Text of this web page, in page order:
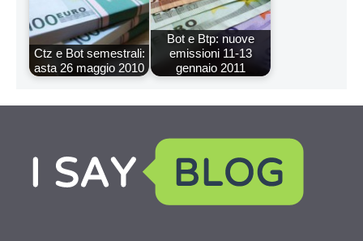
Ctz e Bot semestrali:
asta 26 maggio 2010
Bot e Btp: nuove
emissioni 11-13
gennaio 2011